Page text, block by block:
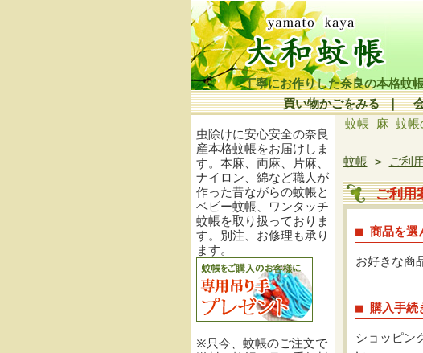
丁寧にお作りした奈良の本格蚊
買い物かごをみる｜
虫除けに安心安全の奈良
産本格蚊帳をお届けしま
す。本麻、両麻、片麻、
ナイロン、綿など職人が
作った昔ながらの蚊帳と
ベビー蚊帳、ワンタッチ
蚊帳を取り扱っておりま
す。別注、お修理も承り
ます。
※只今、蚊帳のご注文で
蚊帳 麻 蚊帳
蚊帳 > ご利
ご利用
■ 商品を選
お好きな商
■ 購入手続
ショッピン